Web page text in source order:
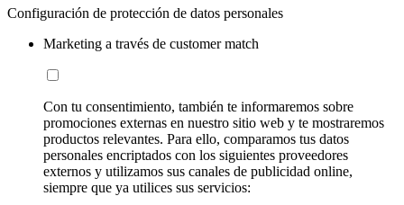
Configuración de protección de datos personales
Marketing a través de customer match
Con tu consentimiento, también te informaremos sobre
promociones externas en nuestro sitio web y te mostraremos
productos relevantes. Para ello, comparamos tus datos
personales encriptados con los siguientes proveedores
externos y utilizamos sus canales de publicidad online,
siempre que ya utilices sus servicios: